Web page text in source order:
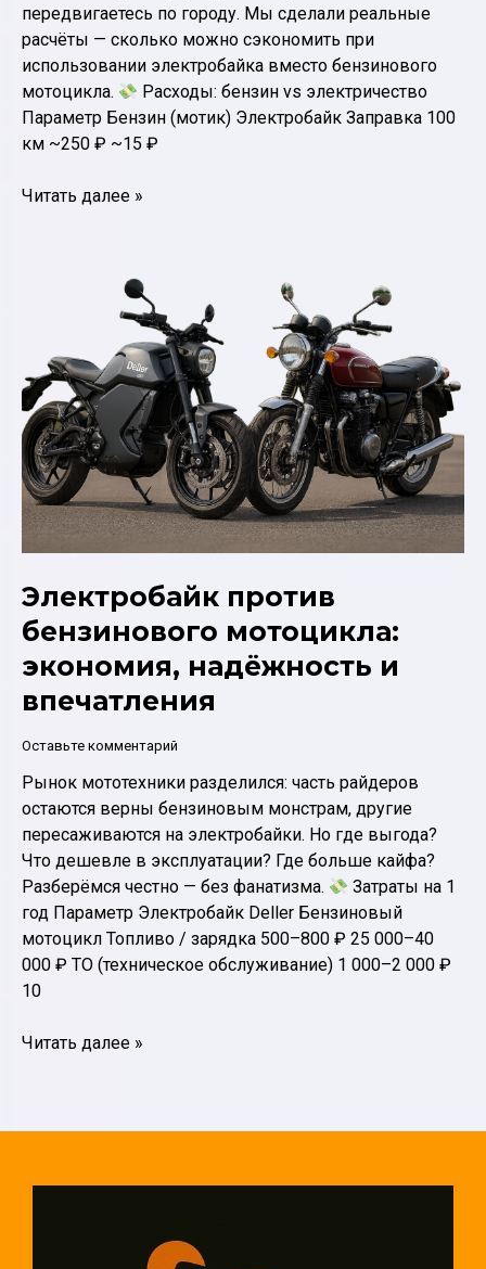
передвигаетесь по городу. Мы сделали реальные
расчёты — сколько можно сэкономить при
использовании электробайка вместо бензинового
мотоцикла.
Расходы: бензин vs электричество
Параметр Бензин (мотик) Электробайк Заправка 100
км ~250 ₽ ~15 ₽
Сколько
электробайке?
курьеров,
такси
и
города
Читать далее »
Электробайк против
бензинового мотоцикла:
экономия, надёжность и
впечатления
Оставьте комментарий
Рынок мототехники разделился: часть райдеров
остаются верны бензиновым монстрам, другие
пересаживаются на электробайки. Но где выгода?
Что дешевле в эксплуатации? Где больше кайфа?
Разберёмся честно — без фанатизма.
Затраты на 1
год Параметр Электробайк Deller Бензиновый
мотоцикл Топливо / зарядка 500–800 ₽ 25 000–40
000 ₽ ТО (техническое обслуживание) 1 000–2 000 ₽
10
Электробайк
Читать далее »